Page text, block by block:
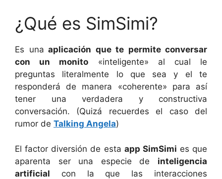
¿Qué es SimSimi?
Es una aplicación que te permite conversar
con un monito «inteligente» al cual le
preguntas literalmente lo que sea y el te
responderá de manera «coherente» para así
tener una verdadera y constructiva
conversación. (Quizá recuerdes el caso del
rumor de Talking Angela)
El factor diversión de esta app SimSimi es que
aparenta ser una especie de inteligencia
artificial con la que las interacciones